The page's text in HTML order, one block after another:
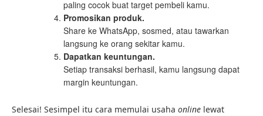
paling cocok buat target pembeli kamu.
Promosikan produk.
Share ke WhatsApp, sosmed, atau tawarkan
langsung ke orang sekitar kamu.
Dapatkan keuntungan.
Setiap transaksi berhasil, kamu langsung dapat
margin keuntungan.
Selesai! Sesimpel itu cara memulai usaha online lewat